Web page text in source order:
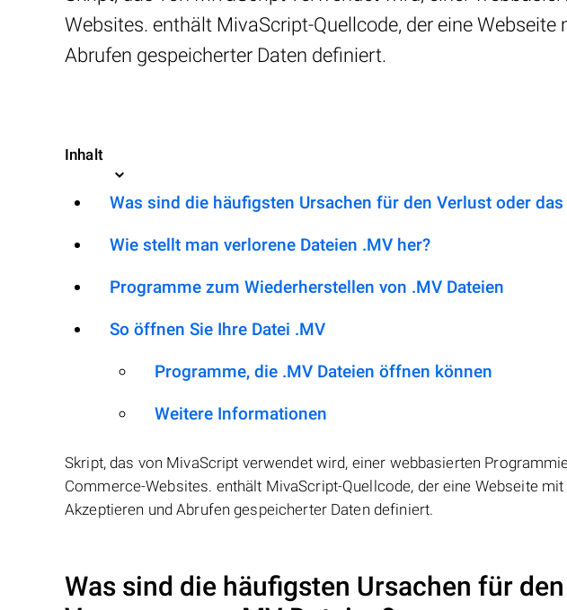
Websites. enthält MivaScript-Quellcode, der eine
Abrufen gespeicherter Daten definiert.
Inhalt
Was sind die häufigsten Ursachen für den Verlust oder
Wie stellt man verlorene Dateien .MV her?
Programme zum Wiederherstellen von .MV Dateien
So öffnen Sie Ihre Datei .MV
Programme, die .MV Dateien öffnen können
Weitere Informationen
Skript, das von MivaScript verwendet wird, einer webbasierten
Commerce-Websites. enthält MivaScript-Quellcode, der eine Webseite
Akzeptieren und Abrufen gespeicherter Daten definiert.
Was sind die häufigsten Ursachen für